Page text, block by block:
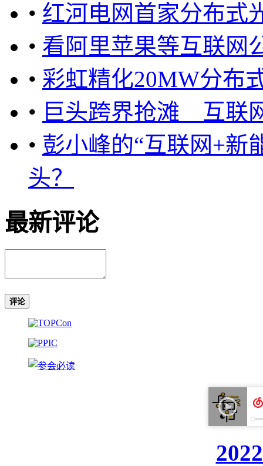
• 红河电网首家分布式
• 看阿里苹果等互联网
• 彩虹精化20MW分布
• 巨头跨界抢滩 互联
• 彭小峰的“互联网+新
头？
最新评论
评论